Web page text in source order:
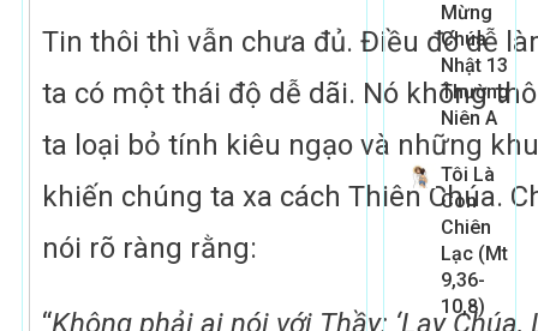
Tin thôi thì vẫn chưa đủ. Điều đó dễ
ta có một thái độ dễ dãi. Nó không
ta loại bỏ tính kiêu ngạo và những
khiến chúng ta xa cách Thiên Chúa.
nói rõ ràng rằng:
“Không phải ai nói với Thầy: ‘Lạy Chúa,
Mừng
Chúa
Nhật 13
Thường
Niên A
Tôi Là
Con
Chiên
Lạc (Mt
9,36-
10,8)